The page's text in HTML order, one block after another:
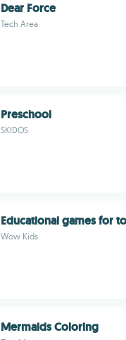
Dear Force
Tech Area
Preschool
SKIDOS
Educational games for
Wow Kids
Mermaids Coloring